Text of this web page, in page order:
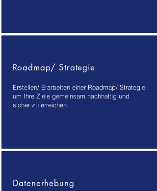
Roadmap/ Strategie
Erstellen/ Erarbeiten einer Roadmap/ Strategie
um Ihre Ziele gemeinsam nachhaltig und
sicher zu erreichen
Datenerhebung